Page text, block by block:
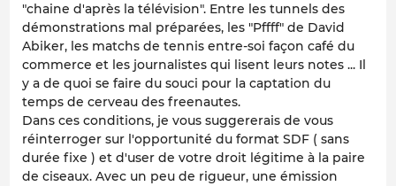
"chaine d'après la télévision". Entre les tunnels des
démonstrations mal préparées, les "Pffff" de David
Abiker, les matchs de tennis entre-soi façon café du
commerce et les journalistes qui lisent leurs notes ... Il
y a de quoi se faire du souci pour la captation du
temps de cerveau des freenautes.
Dans ces conditions, je vous suggererais de vous
réinterroger sur l'opportunité du format SDF ( sans
durée fixe ) et d'user de votre droit légitime à la paire
de ciseaux. Avec un peu de rigueur, une émission